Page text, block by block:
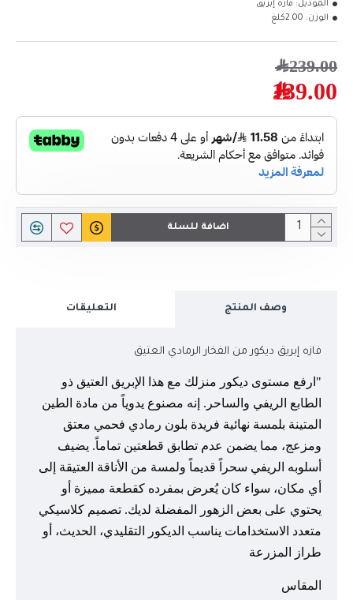
139.00﷼
239.00﷼
الموديل: فازه إبريق
الوزن: 2.00كلغ
اضافة للسلة
وصف المنتج التعليقات
فازه إبريق ديكور من الفخار الرمادي العتيق
"ارفع مستوى ديكور منزلك مع هذا الإبريق العتيق ذو
الطابع الريفي والساحر. إنه مصنوع يدوياً من مادة الطين
المتينة بلمسة نهائية فريدة بلون رمادي فحمي معتق
ومزعج، مما يضمن عدم تطابق قطعتين تماماً. يضيف
أسلوبه الريفي سحراً قديماً ولمسة من الأناقة العتيقة إلى
أي مكان، سواء كان يُعرض بمفرده كقطعة مميزة أو
يحتوي على بعض الزهور المفضلة لديك. تصميم كلاسيكي
متعدد الاستخدامات يناسب الديكور التقليدي، الحديث، أو
طراز المزرعة
المقاس